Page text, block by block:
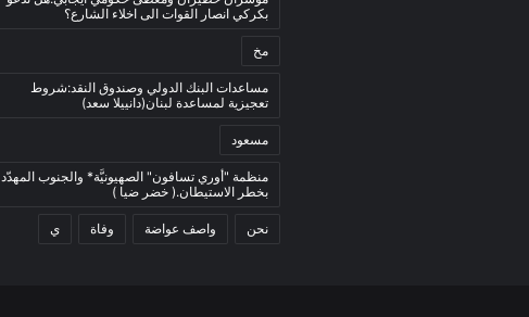
بكركي انصار القوات الى اخلاء الشارع؟
مخ
مساعدات البنك الدولي وصندوق النقد:شروط
تعجيزية لمساعدة لبنان(دانييلا سعد)
مسعود
منظمة "أوري تسافون" الصهيونيَّة* والجنوب المهدّد
بخطر الاستيطان.( خضر ضيا )
نحن واصف عواضة وفاة ي